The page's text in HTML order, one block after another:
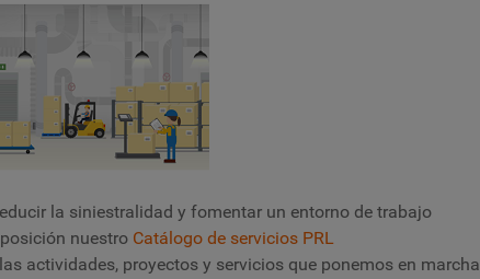
la siniestralidad y fomentar un entorno de trabajo
nuestro Catálogo de servicios PRL
actividades, proyectos y servicios que ponemos en marcha